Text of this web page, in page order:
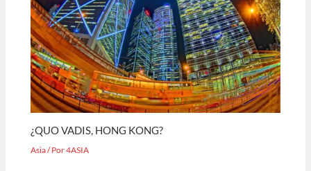
¿QUO VADIS, HONG KONG?
Asia/ Por4ASIA